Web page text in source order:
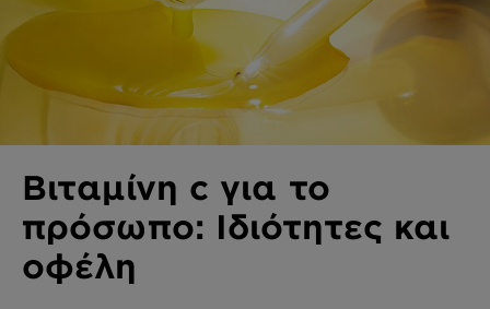
Βιταμίνη c για το
πρόσωπο: Ιδιότητες και
οφέλη